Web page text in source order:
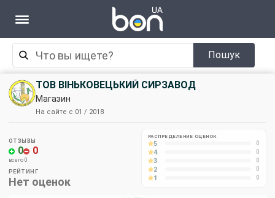
Пошук
ТОВ ВІНЬКОВЕЦЬКИЙ СИРЗАВОД
Магазин
На сайте с 01 / 2018
РЕЙТИНГ
Нет оценок
ОТЗЫВЫ
0 0
всего 0
РАСПРЕДЕЛЕНИЕ ОЦЕНОК
5 0
4 0
3 0
2 0
1 0